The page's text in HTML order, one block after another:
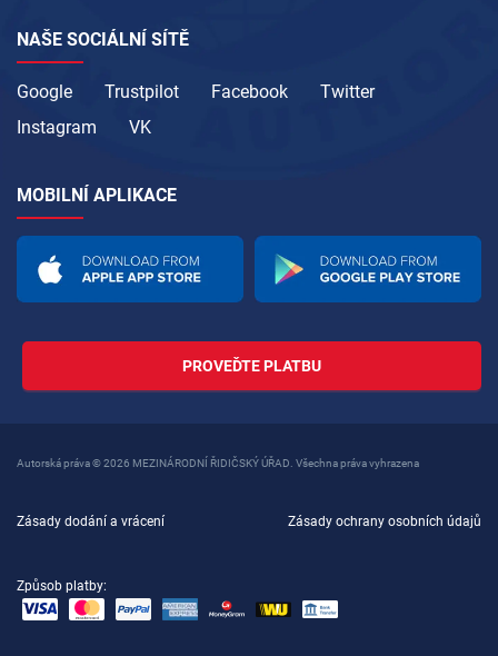
NAŠE SOCIÁLNÍ SÍTĚ
Google Trustpilot Facebook
Twitter
Instagram
VK
MOBILNÍ APLIKACE
PROVEĎTE PLATBU
Autorská práva © 2026 MEZINÁRODNÍ ŘIDIČSKÝ ÚŘAD. Všechna práva vyhrazena
Zásady dodání a vrácení Zásady ochrany osobních údajů
Způsob platby: